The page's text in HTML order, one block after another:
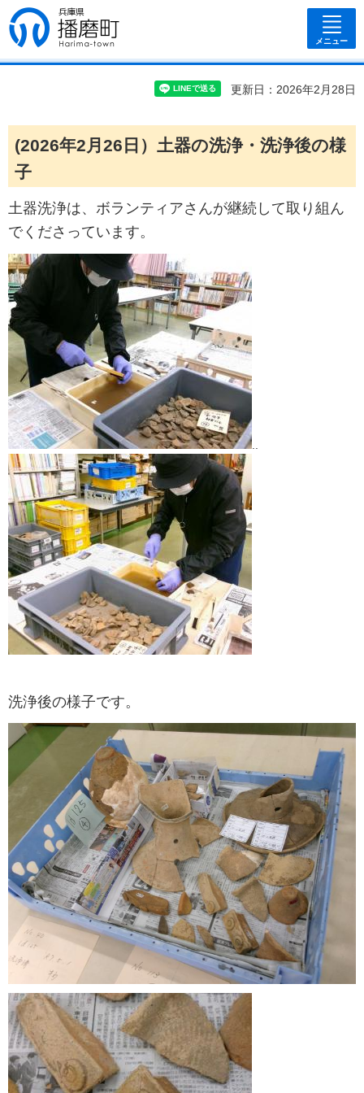
兵庫県 播磨
町
メニュー
更新日：2026年2月28日
(2026年2月26日）土器の洗浄・洗浄後の様
子
土器洗浄は、ボランティアさんが継続して取り組ん
でくださっています。
洗浄後の様子です。